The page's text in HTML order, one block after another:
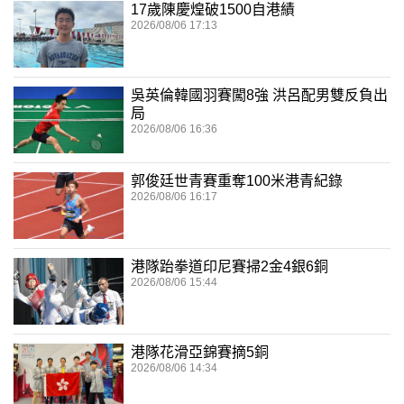
17歲陳慶煌破1500自港績
2026/08/06 17:13
吳英倫韓國羽賽闖8強 洪呂配男雙反負出
局
2026/08/06 16:36
郭俊廷世青賽重奪100米港青紀錄
2026/08/06 16:17
港隊跆拳道印尼賽掃2金4銀6銅
2026/08/06 15:44
港隊花滑亞錦賽摘5銅
2026/08/06 14:34